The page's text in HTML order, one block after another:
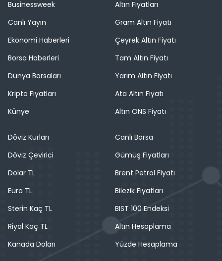
Businessweek
Canlı Yayın
Ekonomi Haberleri
Borsa Haberleri
Dünya Borsaları
Kripto Fiyatları
Künye
Altın Fiyatları
Gram Altın Fiyatı
Çeyrek Altın Fiyatı
Tam Altın Fiyatı
Yarım Altın Fiyatı
Ata Altın Fiyatı
Altın ONS Fiyatı
Döviz Kurları
Döviz Çevirici
Dolar TL
Euro TL
Sterin Kaç TL
Riyal Kaç TL
Kanada Doları
Canlı Borsa
Gümüş Fiyatları
Brent Petrol Fiyatı
Bilezik Fiyatları
BIST 100 Endeksi
Altın Hesaplama
Yüzde Hesaplama